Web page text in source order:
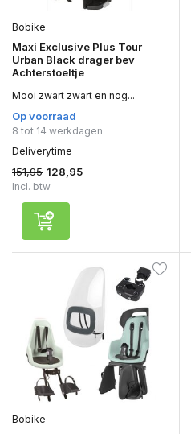
Bobike
Maxi Exclusive Plus Tour
Urban Black drager bev
Achterstoeltje
Mooi zwart zwart en nog...
Op voorraad
8 tot 14 werkdagen
Deliverytime
151,95 128,95
Incl. btw
Bobike